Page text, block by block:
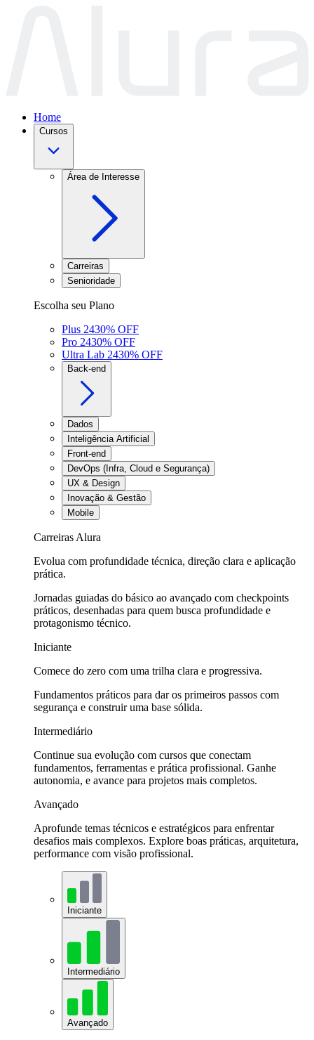
Home
Cursos
Área de Interesse
Carreiras
Senioridade
Escolha seu Plano
Plus 2430% OFF
Pro 2430% OFF
Ultra Lab 2430% OFF
Back-end
Dados
Inteligência Artificial
Front-end
DevOps (Infra, Cloud e Segurança)
UX & Design
Inovação & Gestão
Mobile
Carreiras Alura
Evolua com profundidade técnica, direção clara e aplicação
prática.
Jornadas guiadas do básico ao avançado com checkpoints
práticos, desenhadas para quem busca profundidade e
protagonismo técnico.
Iniciante
Comece do zero com uma trilha clara e progressiva.
Fundamentos práticos para dar os primeiros passos com
segurança e construir uma base sólida.
Intermediário
Continue sua evolução com cursos que conectam
fundamentos, ferramentas e prática profissional. Ganhe
autonomia, e avance para projetos mais completos.
Avançado
Aprofunde temas técnicos e estratégicos para enfrentar
desafios mais complexos. Explore boas práticas, arquitetura,
performance com visão profissional.
Iniciante
Intermediário
Avançado